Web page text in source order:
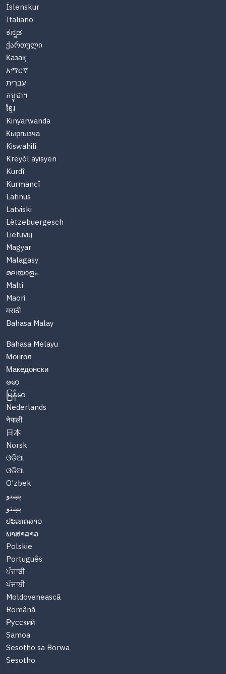
Íslenskur
Italiano
ಕನ್ನಡ
ქართული
Казақ
አማርኛ
עִברִית
កម្ពុជា។
ខ្មែរ
Kinyarwanda
Кыргызча
Kiswahili
Kreyòl ayisyen
Kurdî
Kurmancî
Latinus
Latviski
Lëtzebuergesch
Lietuvių
Magyar
Malagasy
മലയാളം
Malti
Maori
मराठी
Bahasa Malay
Bahasa Melayu
Монгол
Македонски
ဗမာ
မြန်မာ
Nederlands
नेपाली
日本
Norsk
ଓଡିଆ
ଓଡିଆ
O'zbek
پښتو
پښتو
ປະເທດລາວ
ພາສາລາວ
Polskie
Português
ਪੰਜਾਬੀ
ਪੰਜਾਬੀ
Moldovenească
Română
Русский
Samoa
Sesotho sa Borwa
Sesotho